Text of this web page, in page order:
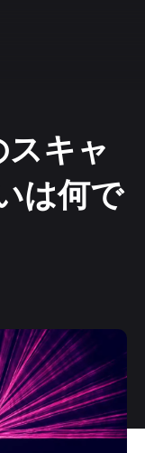
キャ
は何で